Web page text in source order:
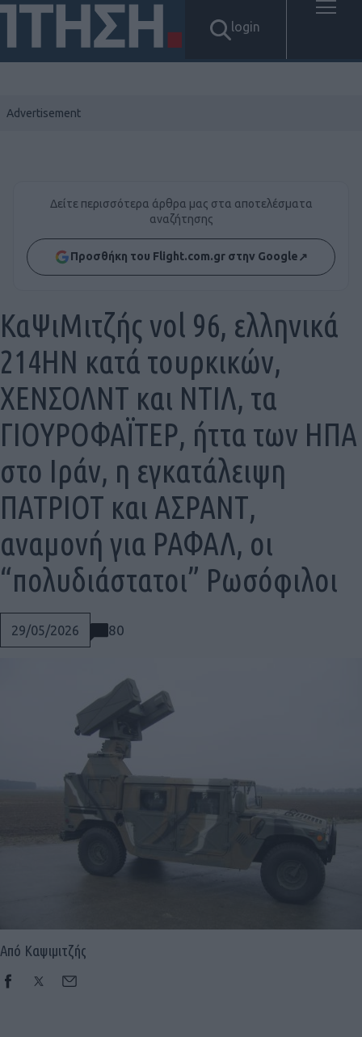
login
Δείτε περισσότερα άρθρα μας στα αποτελέσματα
αναζήτησης
Προσθήκη του Flight.com.gr στην Google↗
29/05/2026 80
ΚαΨιΜιτζής vol 96, ελληνικά
214ΗΝ κατά τουρκικών,
ΧΕΝΣΟΛΝΤ και ΝΤΙΛ, τα
ΓΙΟΥΡΟΦΑΪΤΕΡ, ήττα των ΗΠΑ
στο Ιράν, η εγκατάλειψη
ΠΑΤΡΙΟΤ και ΑΣΡΑΝΤ,
αναμονή για ΡΑΦΑΛ, οι
“πολυδιάστατοι” Ρωσόφιλοι
Από Καψιμιτζής